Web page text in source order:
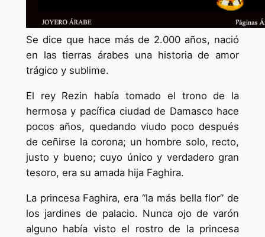
Se dice que hace más de 2.000 años, nació
en las tierras árabes una historia de amor
trágico y sublime.
El rey Rezin había tomado el trono de la
hermosa y pacífica ciudad de Damasco hace
pocos años, quedando viudo poco después
de ceñirse la corona; un hombre solo, recto,
justo y bueno; cuyo único y verdadero gran
tesoro, era su amada hija Faghira.
La princesa Faghira, era “la más bella flor” de
los jardines de palacio. Nunca ojo de varón
alguno había visto el rostro de la princesa